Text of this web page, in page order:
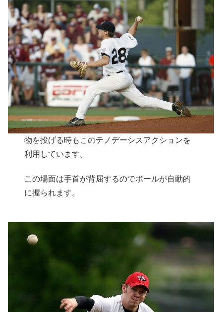
物を投げる時もこのテノデーシスアクションを
利用しています。
この場面は手首が背屈するのでボールが自動的
に握られます。